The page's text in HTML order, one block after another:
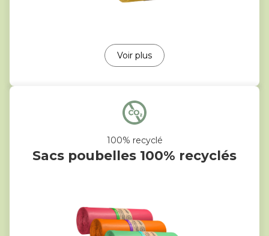
Voir plus
100% recyclé
Sacs poubelles 100% recyclés